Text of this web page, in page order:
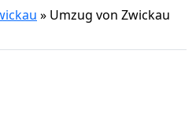
» Umzug von Zwickau